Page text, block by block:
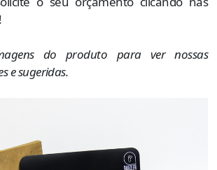
do produto para ver nossas
e sugeridas.